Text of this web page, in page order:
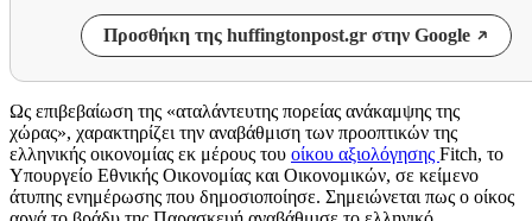
Προσθήκη της huffingtonpost.gr στην Google
Ως επιβεβαίωση της «αταλάντευτης πορείας ανάκαμψης της
χώρας», χαρακτηρίζει την αναβάθμιση των προοπτικών της
ελληνικής οικονομίας εκ μέρους του οίκου αξιολόγησης Fitch, το
Υπουργείο Εθνικής Οικονομίας και Οικονομικών, σε κείμενο
άτυπης ενημέρωσης που δημοσιοποίησε. Σημειώνεται πως ο οίκος